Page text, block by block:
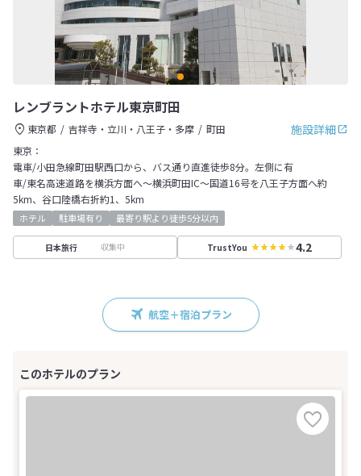
レンブラントホテル東京町田
施設詳細
東京都 吉祥寺・立川・八王子・多摩
町田
東京：
電車/小田急線町田駅西口から、バス通り直進徒歩8分。左側に有
車/東名高速道路を横浜方面へ～横浜町田IC～国道16号を八王子方面へ約
5km、谷口陸橋右折約1、5km
ホテル 駐車場有り 最寄り駅より徒歩5分以内
日本旅行 収集中 TrustYou 4.2
航空＋宿泊プラン